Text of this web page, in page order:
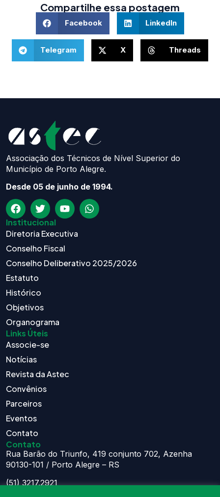
Compartilhe essa postagem
Facebook LinkedIn
Telegram X Threads
Associação dos Técnicos de Nível Superior do
Município de Porto Alegre.
Desde 05 de junho de 1994.
Institucional
Diretoria Executiva
Conselho Fiscal
Conselho Deliberativo 2025/2026
Estatuto
Histórico
Objetivos
Organograma
Links Úteis
Associe-se
Notícias
Revista da Astec
Convênios
Parceiros
Eventos
Contato
Contato
Rua Barão do Triunfo, 419 conjunto 702, Azenha
90130-101 / Porto Alegre – RS
(51) 3217.2921